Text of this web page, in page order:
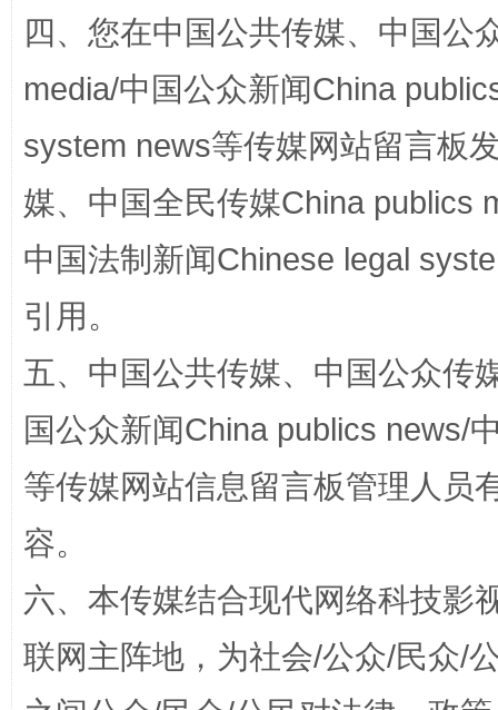
国家大学科技园优化重塑工作
四、您在中国公共传媒、中国公
media/中国公众新闻China
system news等传媒网站留言板
媒、中国全民传媒China publics
中国法制新闻Chinese legal
引用。
五、中国公共传媒、中国公众传
国公众新闻China publics news/
等传媒网站信息留言板管理人员
容。
六、本传媒结合现代网络科技影
联网主阵地，为社会/公众/民众/